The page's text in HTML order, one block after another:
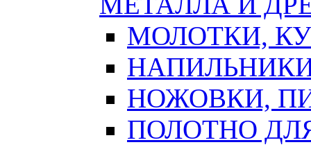
МОЛОТКИ,
НОЖОВКИ,
ПОЛОТНО